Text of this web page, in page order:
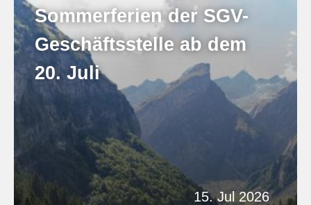
15. Jul 2026
Sommerferien der SGV-
Geschäftsstelle ab dem
20. Juli